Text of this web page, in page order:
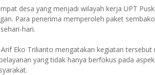
desa yang menjadi wilayah kerja UPT
Para penerima memperoleh paket
hari.
Eko Trilianto mengatakan kegiatan
yang tidak hanya berfokus pada